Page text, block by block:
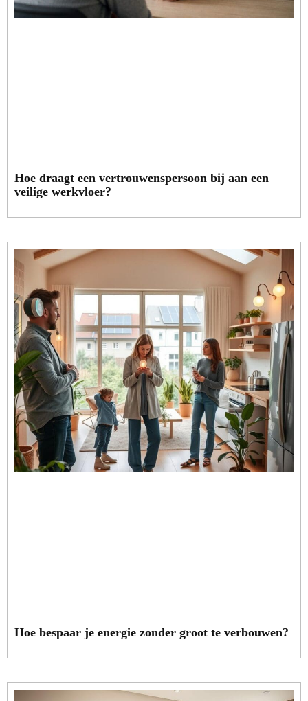
Hoe draagt een vertrouwenspersoon bij aan een
veilige werkvloer?
Hoe bespaar je energie zonder groot te verbouwen?